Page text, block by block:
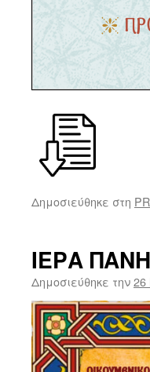
Δημοσιεύθηκε στη
ΙΕΡΑ
Δημοσιεύθηκε την26